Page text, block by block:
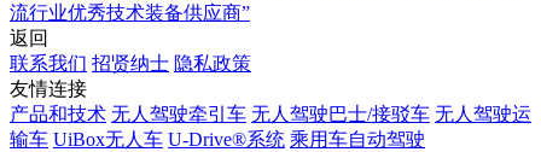
流行业优秀技术装备供应商”
返回
联系我们 招贤纳士 隐私政策
友情连接
产品和技术 无人驾驶牵引车 无人驾驶巴士/接驳车 无人驾驶运
输车 UiBox无人车 U-Drive®系统 乘用车自动驾驶